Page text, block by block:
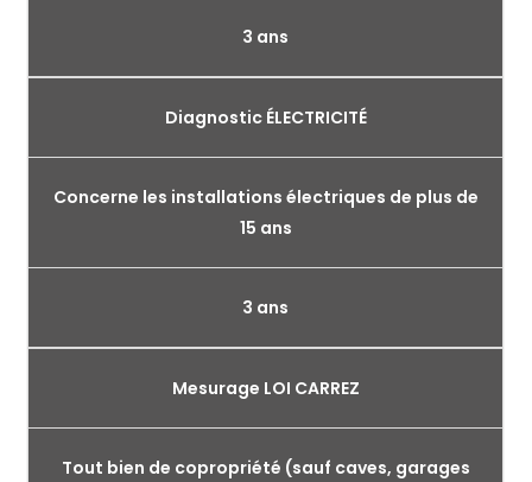
3 ans
Diagnostic ÉLECTRICITÉ
Concerne les installations électriques de plus de
15 ans
3 ans
Mesurage LOI CARREZ
Tout bien de copropriété (sauf caves, garages